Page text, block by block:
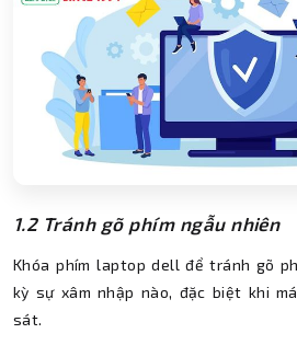
1.2 Tránh gõ phím ngẫu nhiên
Khóa phím laptop dell để tránh gõ
kỳ sự xâm nhập nào, đặc biệt khi
sát.